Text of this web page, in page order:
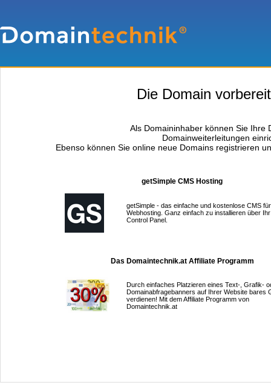
Die Domain
Als Domaininhaber können Sie Ihre
Domainweiterleitungen
Ebenso können Sie online neue Domains registrieren
getSimple CMS Hosting
getSimple - das einfache und kostenlose CMS
Webhosting. Ganz einfach zu installieren über
Control Panel.
Das Domaintechnik.at Affiliate Programm
Durch einfaches Platzieren eines Text-, Grafik-
Domainabfragebanners auf Ihrer Website bares
verdienen! Mit dem Affiliate Programm von
Domaintechnik.at